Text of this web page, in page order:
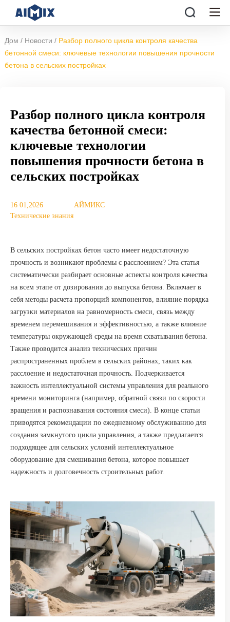
Дом / Новости / Разбор полного цикла контроля качества
бетонной смеси: ключевые технологии повышения прочности
бетона в сельских постройках
Разбор полного цикла контроля
качества бетонной смеси:
ключевые технологии
повышения прочности бетона в
сельских постройках
16 01,2026
АЙМИКС
Технические знания
В сельских постройках бетон часто имеет недостаточную
прочность и возникают проблемы с расслоением? Эта статья
систематически разбирает основные аспекты контроля качества
на всем этапе от дозирования до выпуска бетона. Включает в
себя методы расчета пропорций компонентов, влияние порядка
загрузки материалов на равномерность смеси, связь между
временем перемешивания и эффективностью, а также влияние
температуры окружающей среды на время схватывания бетона.
Также проводится анализ технических причин
распространенных проблем в сельских районах, таких как
расслоение и недостаточная прочность. Подчеркивается
важность интеллектуальной системы управления для реального
времени мониторинга (например, обратной связи по скорости
вращения и распознавания состояния смеси). В конце статьи
приводятся рекомендации по ежедневному обслуживанию для
создания замкнутого цикла управления, а также предлагается
подходящее для сельских условий интеллектуальное
оборудование для смешивания бетона, которое повышает
надежность и долговечность строительных работ.